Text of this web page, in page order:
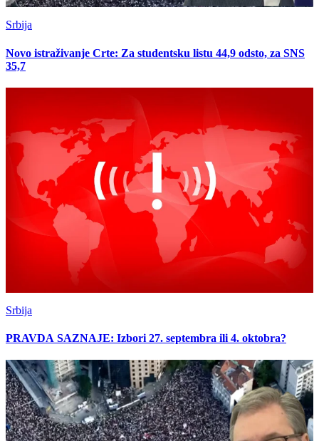
Srbija
Novo istraživanje Crte: Za studentsku listu 44,9 odsto, za SNS
35,7
Srbija
PRAVDA SAZNAJE: Izbori 27. septembra ili 4. oktobra?